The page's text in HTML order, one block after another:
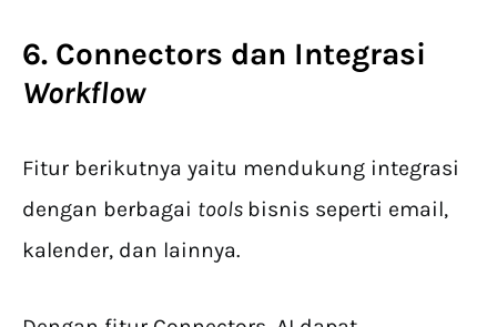
6. Connectors dan Integrasi
Workflow
Fitur berikutnya yaitu mendukung integrasi
dengan berbagai tools bisnis seperti email,
kalender, dan lainnya.